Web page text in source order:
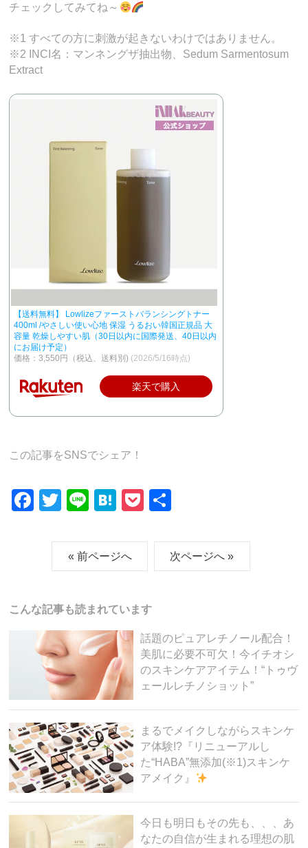
チェックしてみてね～
※1 すべての方に刺激が起きないわけではありません。
※2 INCI名：マンネングザ抽出物、Sedum Sarmentosum
Extract
【送料無料】 Lowlizeファーストバランシングトナー
400ml /やさしい使い心地 保湿 うるおい韓国正規品 大
容量 乾燥しやすい肌（30日以内に国際発送、40日以内
にお届け予定）
価格：3,550円（税込、送料別) (2026/5/16時点)
楽天で購入
この記事をSNSでシェア！
F
o
o
k
T
tt
er
Li
e
H
e
n
P
ck
et
次ページへ »
« 前ページへ
こんな記事も読まれています
話題のピュアレチノール配合！
美肌に必要不可欠！今イチオシ
のスキンケアアイテム！“トゥヴ
ェールレチノショット”
まるでメイクしながらスキンケ
ア体験!?『リニューアルし
た“HABA”無添加(※1)スキンケ
アメイク』
今日も明日もその先も、、、あ
なたの自信が生まれる理想の肌